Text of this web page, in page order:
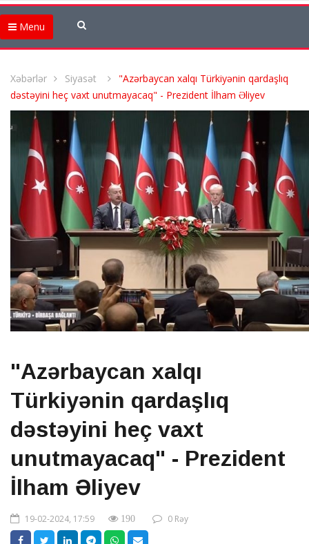
Menu
Xəbərlər Siyasət
"Azərbaycan xalqı Türkiyənin qardaşlıq
dəstəyini heç vaxt unutmayacaq" - Prezident İlham Əliyev
"Azərbaycan xalqı
Türkiyənin qardaşlıq
dəstəyini heç vaxt
unutmayacaq" - Prezident
İlham Əliyev
19-02-2024, 17:59 190 0 Rəy